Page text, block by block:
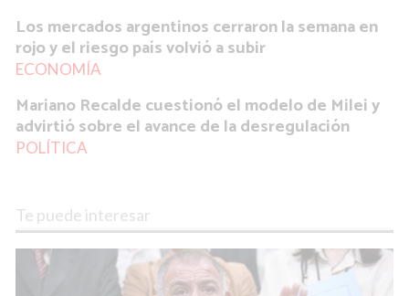
Los mercados argentinos cerraron la semana en
rojo y el riesgo país volvió a subir
ECONOMÍA
Mariano Recalde cuestionó el modelo de Milei y
advirtió sobre el avance de la desregulación
POLÍTICA
Te puede interesar